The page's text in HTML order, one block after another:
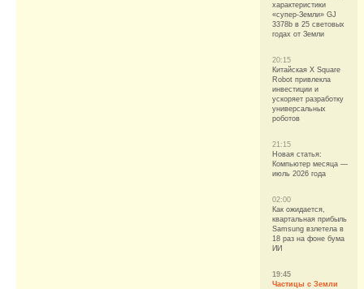
характеристики
«супер-Земли» GJ
3378b в 25 световых
годах от Земли
20:15
Китайская X Square
Robot привлекла
инвестиции и
ускоряет разработку
универсальных
роботов
21:15
Новая статья:
Компьютер месяца —
июль 2026 года
02:00
Как ожидается,
квартальная прибыль
Samsung взлетела в
18 раз на фоне бума
ИИ
19:45
Частицы с Земли